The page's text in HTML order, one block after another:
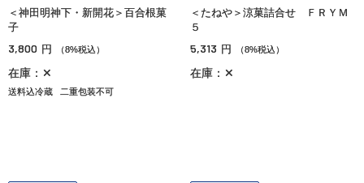
＜神田明神下・新開花＞百合根菓
子
3,800 円 （8%税込）
在庫：✕
送料込冷蔵 二重包装不可
＜たねや＞涼菓詰合せ ＦＲＹＭ
５
5,313 円 （8%税込）
在庫：✕